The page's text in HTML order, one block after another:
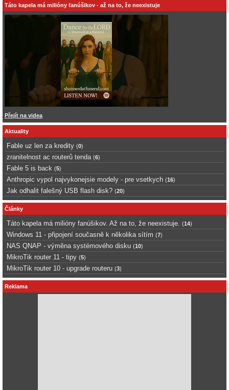
Táto kapela má milióny fanúšikov - až na to, že neexistuje
Přejít na videa
Aktuality
Fable uz len za kredity (0)
zranitelnost ac routerů tenda (6)
Fable 5 is back (5)
Anthropic vypol najvykonejsie modely - pre vsetkych (16)
Jak odhalit falešný USB flash disk? (20)
Články
Táto kapela má milióny fanúšikov. Až na to, že neexistuje. (14)
Windows 11 - připojení současně k několika sítím (7)
NAS QNAP - výměna systémového disku (10)
MikroTik router 11 - tipy (5)
MikroTik router 10 - upgrade routeru (3)
Reklama